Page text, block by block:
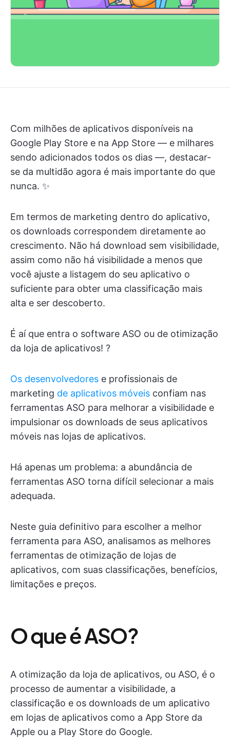
Com milhões de aplicativos disponíveis na
Google Play Store e na App Store — e milhares
sendo adicionados todos os dias —, destacar-
se da multidão agora é mais importante do que
nunca. ✨
Em termos de marketing dentro do aplicativo,
os downloads correspondem diretamente ao
crescimento. Não há download sem visibilidade,
assim como não há visibilidade a menos que
você ajuste a listagem do seu aplicativo o
suficiente para obter uma classificação mais
alta e ser descoberto.
É aí que entra o software ASO ou de otimização
da loja de aplicativos! ?
Os desenvolvedores e profissionais de
marketing de aplicativos móveis confiam nas
ferramentas ASO para melhorar a visibilidade e
impulsionar os downloads de seus aplicativos
móveis nas lojas de aplicativos.
Há apenas um problema: a abundância de
ferramentas ASO torna difícil selecionar a mais
adequada.
Neste guia definitivo para escolher a melhor
ferramenta para ASO, analisamos as melhores
ferramentas de otimização de lojas de
aplicativos, com suas classificações, benefícios,
limitações e preços.
O que é ASO?
A otimização da loja de aplicativos, ou ASO, é o
processo de aumentar a visibilidade, a
classificação e os downloads de um aplicativo
em lojas de aplicativos como a App Store da
Apple ou a Play Store do Google.